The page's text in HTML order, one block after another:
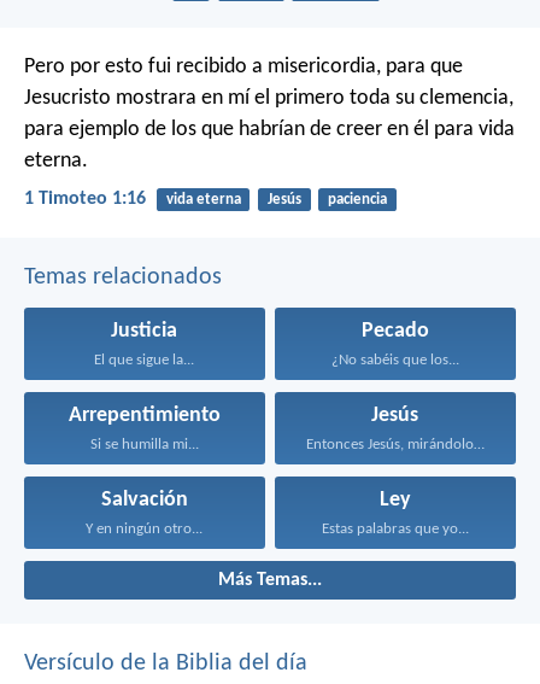
Pero por esto fui recibido a misericordia, para que
Jesucristo mostrara en mí el primero toda su clemencia,
para ejemplo de los que habrían de creer en él para vida
eterna.
1 Timoteo 1:16 vida eterna Jesús paciencia
Temas relacionados
Justicia
El que sigue la...
Pecado
¿No sabéis que los...
Arrepentimiento
Si se humilla mi...
Jesús
Entonces Jesús, mirándolos, dijo...
Salvación
Y en ningún otro...
Ley
Estas palabras que yo...
Más Temas...
Versículo de la Biblia del día